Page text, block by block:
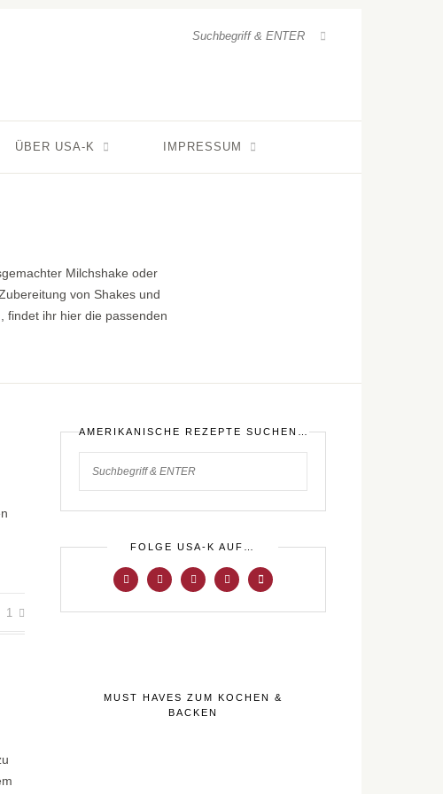
ÜBER USA-K IMPRESSUM
Milchshake oder
von Shakes und
findet ihr hier die passenden
1
AMERIKANISCHE REZEPTE SUCHEN…
FOLGE USA-K AUF…
MUST HAVES ZUM KOCHEN &
BACKEN